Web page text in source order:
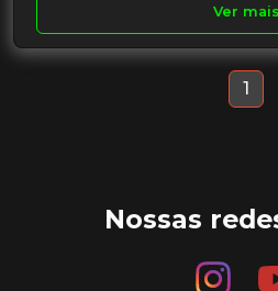
Ver mais
1
Nossas